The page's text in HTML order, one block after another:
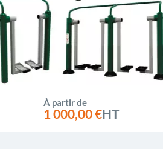
À partir de
1 000,00 €HT